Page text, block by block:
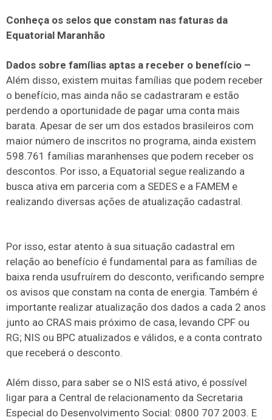
Conheça os selos que constam nas faturas da
Equatorial Maranhão
Dados sobre famílias aptas a receber o benefício –
Além disso, existem muitas famílias que podem receber
o benefício, mas ainda não se cadastraram e estão
perdendo a oportunidade de pagar uma conta mais
barata. Apesar de ser um dos estados brasileiros com
maior número de inscritos no programa, ainda existem
598.761 famílias maranhenses que podem receber os
descontos. Por isso, a Equatorial segue realizando a
busca ativa em parceria com a SEDES e a FAMEM e
realizando diversas ações de atualização cadastral.
Por isso, estar atento à sua situação cadastral em
relação ao benefício é fundamental para as famílias de
baixa renda usufruírem do desconto, verificando sempre
os avisos que constam na conta de energia. Também é
importante realizar atualização dos dados a cada 2 anos
junto ao CRAS mais próximo de casa, levando CPF ou
RG; NIS ou BPC atualizados e válidos, e a conta contrato
que receberá o desconto.
Além disso, para saber se o NIS está ativo, é possível
ligar para a Central de relacionamento da Secretaria
Especial do Desenvolvimento Social: 0800 707 2003. E